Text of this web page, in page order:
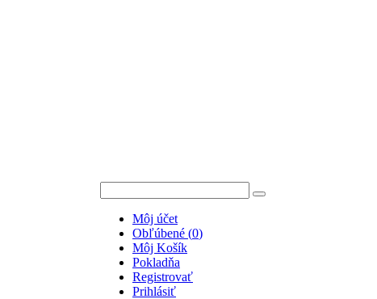
Môj účet
Obľúbené (0)
Môj Košík
Pokladňa
Registrovať
Prihlásiť